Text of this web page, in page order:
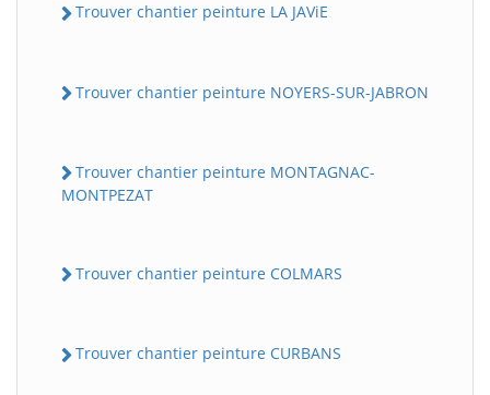
Trouver chantier peinture LA JAViE
Trouver chantier peinture NOYERS-SUR-JABRON
Trouver chantier peinture MONTAGNAC-
MONTPEZAT
Trouver chantier peinture COLMARS
Trouver chantier peinture CURBANS